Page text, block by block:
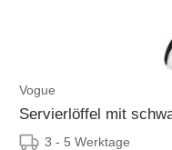
Vogue
Servierlöffel mit
3 - 5 Werktage